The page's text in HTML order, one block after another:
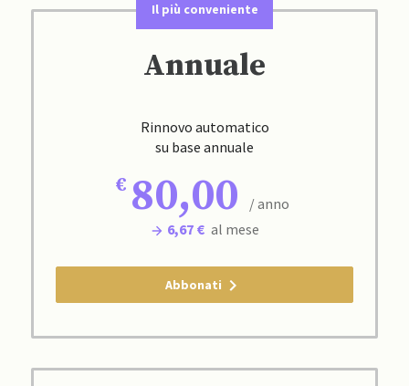
Il più conveniente
Annuale
Rinnovo automatico
su base annuale
80,00
/ anno
6,67 € al mese
Abbonati